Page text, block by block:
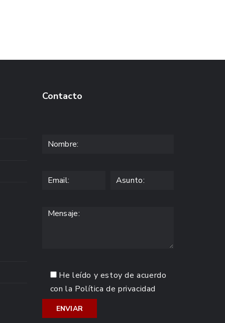
Contacto
He leído y estoy de acuerdo
con la Política de privacidad